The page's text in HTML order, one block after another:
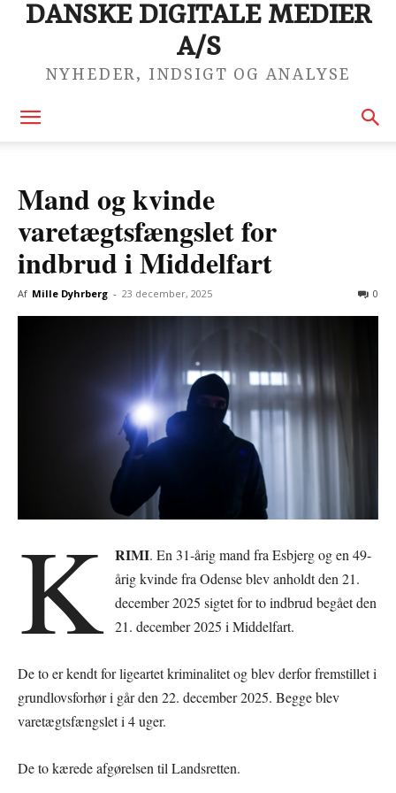
DANSKE DIGITALE MEDIER
A/S
NYHEDER, INDSIGT OG ANALYSE
Mand og kvinde
varetægtsfængslet for
indbrud i Middelfart
Af Mille Dyhrberg - 23 december, 2025 0
K RIMI. En 31-årig mand fra Esbjerg og en 49-
årig kvinde fra Odense blev anholdt den 21.
december 2025 sigtet for to indbrud begået den
21. december 2025 i Middelfart.
De to er kendt for ligeartet kriminalitet og blev derfor fremstillet i
grundlovsforhør i går den 22. december 2025. Begge blev
varetægtsfængslet i 4 uger.
De to kærede afgørelsen til Landsretten.